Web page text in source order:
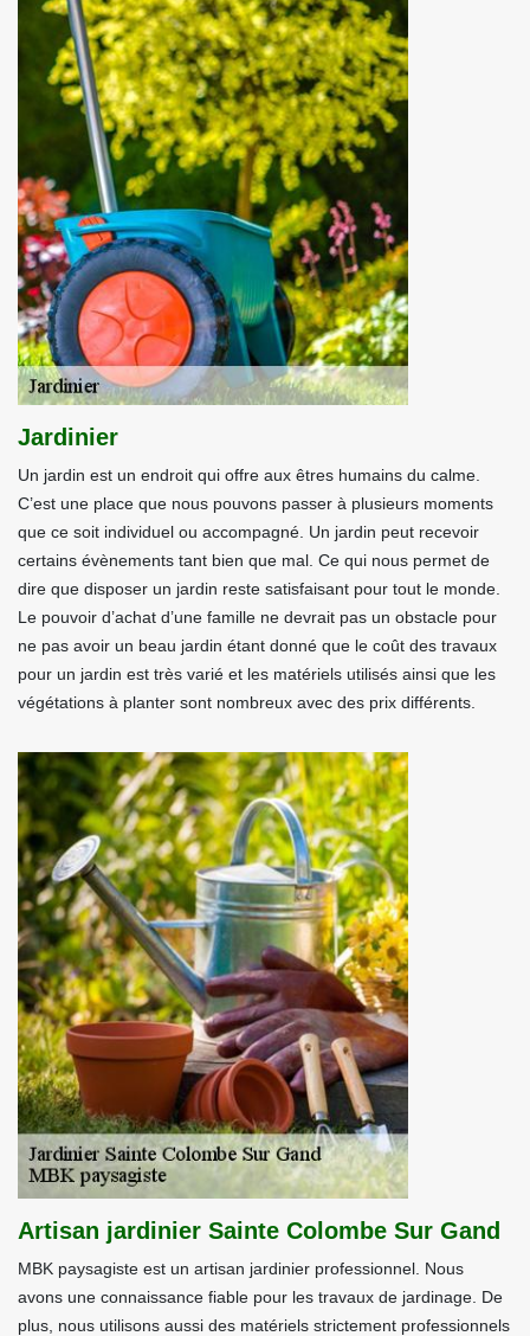
Jardinier
Un jardin est un endroit qui offre aux êtres humains du calme.
C’est une place que nous pouvons passer à plusieurs moments
que ce soit individuel ou accompagné. Un jardin peut recevoir
certains évènements tant bien que mal. Ce qui nous permet de
dire que disposer un jardin reste satisfaisant pour tout le monde.
Le pouvoir d’achat d’une famille ne devrait pas un obstacle pour
ne pas avoir un beau jardin étant donné que le coût des travaux
pour un jardin est très varié et les matériels utilisés ainsi que les
végétations à planter sont nombreux avec des prix différents.
Artisan jardinier Sainte Colombe Sur Gand
MBK paysagiste est un artisan jardinier professionnel. Nous
avons une connaissance fiable pour les travaux de jardinage. De
plus, nous utilisons aussi des matériels strictement professionnels